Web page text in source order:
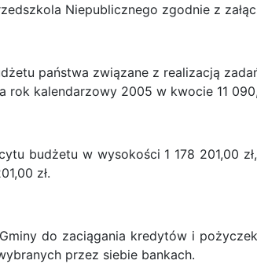
Niepublicznego zgodnie z
państwa związane z realizacją
rok kalendarzowy 2005 w kwocie 11
budżetu w wysokości 1 178 201,00
zł.
do zaciągania kredytów i
przez siebie bankach.